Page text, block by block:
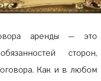
сторон,
Как и в любом